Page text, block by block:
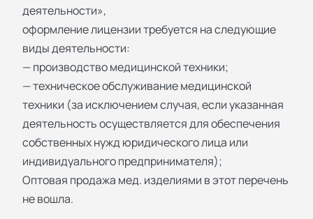
деятельности»,
оформление лицензии требуется на следующие
виды деятельности:
— производство медицинской техники;
— техническое обслуживание медицинской
техники (за исключением случая, если указанная
деятельность осуществляется для обеспечения
собственных нужд юридического лица или
индивидуального предпринимателя);
Оптовая продажа мед. изделиями в этот перечень
не вошла.